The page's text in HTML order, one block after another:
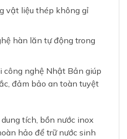
vật liệu thép không gỉ
hàn lăn tự động trong
công nghệ Nhật Bản giúp
đảm bảo an toàn tuyệt
tích, bồn nước inox
hảo để trữ nước sinh